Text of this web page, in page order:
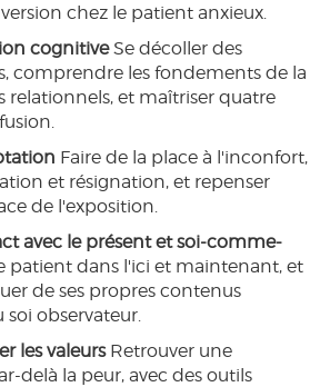
chez le patient anxieux.
cognitiveSe décoller des
comprendre les fondements de la
relationnels, et maîtriser quatre
Faire de la place à l'inconfort,
et résignation, et repenser
de l'exposition.
avec le présent et soi-comme-
patient dans l'ici et maintenant, et
de ses propres contenus
soi observateur.
les valeursRetrouver une
delà la peur, avec des outils